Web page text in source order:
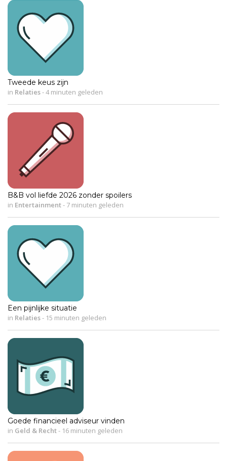
Tweede keus zijn
in Relaties-4 minuten geleden
B&B vol liefde 2026 zonder spoilers
in Entertainment- 7 minuten geleden
Een pijnlijke situatie
in Relaties- 15 minuten geleden
Goede financieel adviseur vinden
in Geld & Recht- 16 minuten geleden